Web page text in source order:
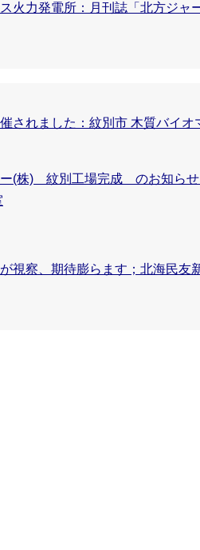
火力発電所：月刊誌「北方ジャ
されました：紋別市 木質バイオ
(株) 紋別工場完成 のお知らせ
視察、期待膨らます；北海民友